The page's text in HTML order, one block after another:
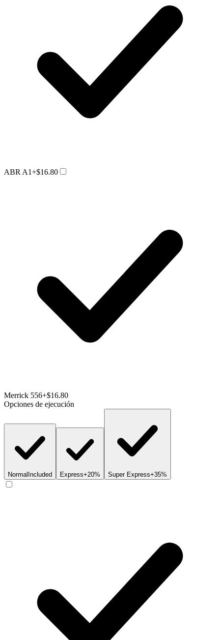
ABR A1+$16.80
Merrick 556+$16.80
Opciones de ejecución
Normal Included Express+20% Super Express+35%